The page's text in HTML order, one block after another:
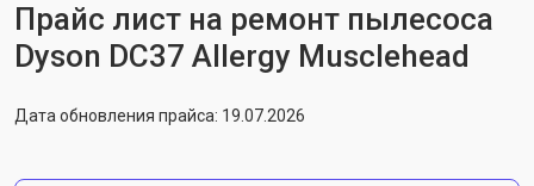
Прайс лист на ремонт пылесоса
Dyson DC37 Allergy Musclehead
Дата обновления прайса: 19.07.2026